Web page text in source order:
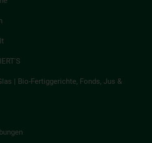
| Bio-Fertiggerichte, Fonds, Jus &